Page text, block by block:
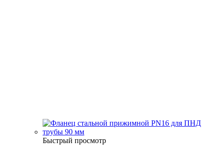
Быстрый просмотр